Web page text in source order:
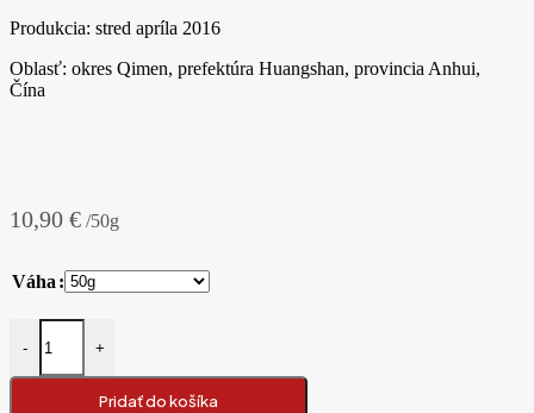
Produkcia: stred apríla 2016
Oblasť: okres Qimen, prefektúra Huangshan, provincia Anhui,
Čína
10,90 € /50g
Váha
-
množstvo 2016 Sun Yi Shun Yi Ji Liu‘An tmavý čaj
+
Pridať do košíka